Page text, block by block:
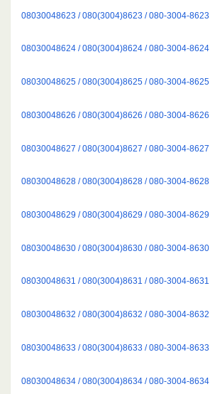
08030048623 / 080(3004)8623 / 080-3004-8623
08030048624 / 080(3004)8624 / 080-3004-8624
08030048625 / 080(3004)8625 / 080-3004-8625
08030048626 / 080(3004)8626 / 080-3004-8626
08030048627 / 080(3004)8627 / 080-3004-8627
08030048628 / 080(3004)8628 / 080-3004-8628
08030048629 / 080(3004)8629 / 080-3004-8629
08030048630 / 080(3004)8630 / 080-3004-8630
08030048631 / 080(3004)8631 / 080-3004-8631
08030048632 / 080(3004)8632 / 080-3004-8632
08030048633 / 080(3004)8633 / 080-3004-8633
08030048634 / 080(3004)8634 / 080-3004-8634